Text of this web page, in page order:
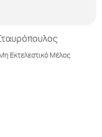
Εκτελεστικό Μέλος